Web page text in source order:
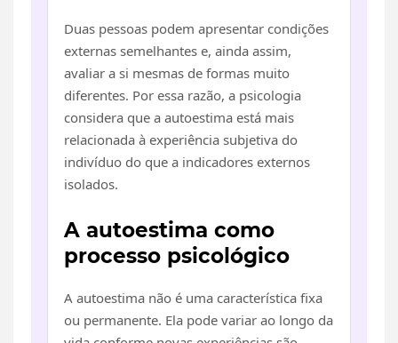
Duas pessoas podem apresentar condições
externas semelhantes e, ainda assim,
avaliar a si mesmas de formas muito
diferentes. Por essa razão, a psicologia
considera que a autoestima está mais
relacionada à experiência subjetiva do
indivíduo do que a indicadores externos
isolados.
A autoestima como
processo psicológico
A autoestima não é uma característica fixa
ou permanente. Ela pode variar ao longo da